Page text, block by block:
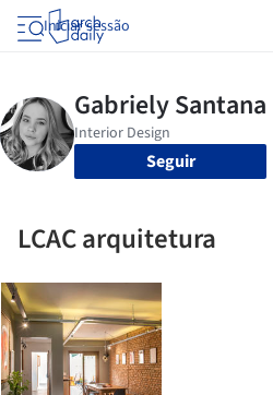
Iniciar sessão
Seguir
LCAC arquitetura